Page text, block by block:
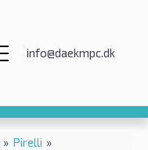
info@daekmpc.dk
» Pirelli »